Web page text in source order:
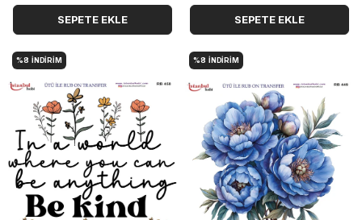
SEPETE EKLE SEPETE EKLE
%8 İNDIRIM %8 İNDIRIM